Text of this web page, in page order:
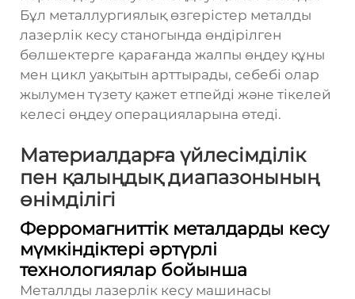
Бұл металлургиялық өзгерістер металды
лазерлік кесу станогында өндірілген
бөлшектерге қарағанда жалпы өңдеу құны
мен цикл уақытын арттырады, себебі олар
жылумен түзету қажет етпейді және тікелей
келесі өңдеу операцияларына өтеді.
Материалдарға үйлесімділік
пен қалыңдық диапазонының
өнімділігі
Ферромагниттік металдарды кесу
мүмкіндіктері әртүрлі
технологиялар бойынша
Металлды лазерлік кесу машинасы